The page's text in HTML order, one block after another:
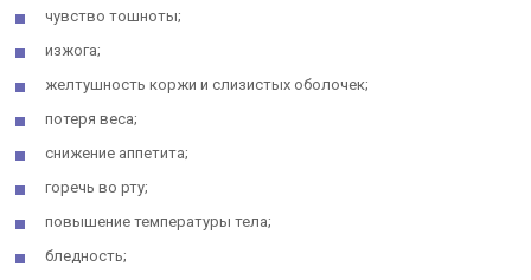
чувство тошноты;
изжога;
желтушность коржи и слизистых оболочек;
потеря веса;
снижение аппетита;
горечь во рту;
повышение температуры тела;
бледность;